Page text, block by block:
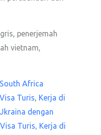
penerjemah
vietnam,
Africa
Turis, Kerja di
dengan
Turis, Kerja di